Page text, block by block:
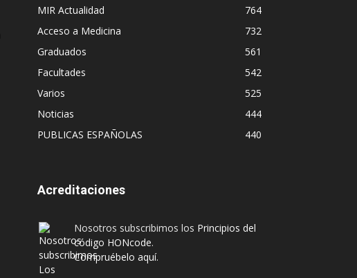
MIR Actualidad
764
Acceso a Medicina
732
Graduados
561
Facultades
542
Varios
525
Noticias
444
PUBLICAS ESPAÑOLAS
440
Acreditaciones
Nosotros subscribimos los Principios del
código HONcode.
Compruébelo aquí.